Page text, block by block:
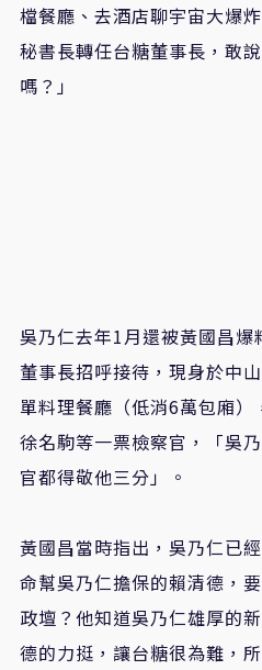
檔餐廳、去酒店聊宇宙大爆
秘書長轉任台糖董事長，敢
嗎？」
吳乃仁去年1月還被黃國昌
董事長招呼接待，現身於中
單料理餐廳（低消6萬包廂
徐名駒等一票檢察官，「吳
官都得敬他三分」。
黃國昌當時指出，吳乃仁已
命幫吳乃仁擔保的賴清德，
政壇？他知道吳乃仁雄厚的
德的力挺，讓台糖很為難，